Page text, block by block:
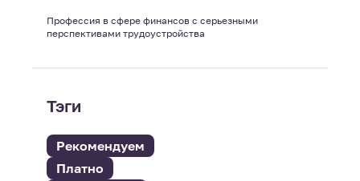
Профессия в сфере финансов с серьезными
перспективами трудоустройства
Тэги
Рекомендуем
Платно